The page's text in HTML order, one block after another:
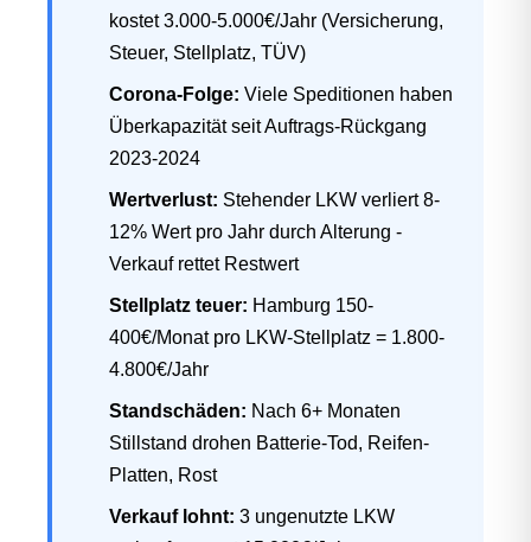
kostet 3.000-5.000€/Jahr (Versicherung,
Steuer, Stellplatz, TÜV)
Corona-Folge: Viele Speditionen haben
Überkapazität seit Auftrags-Rückgang
2023-2024
Wertverlust: Stehender LKW verliert 8-
12% Wert pro Jahr durch Alterung -
Verkauf rettet Restwert
Stellplatz teuer: Hamburg 150-
400€/Monat pro LKW-Stellplatz = 1.800-
4.800€/Jahr
Standschäden: Nach 6+ Monaten
Stillstand drohen Batterie-Tod, Reifen-
Platten, Rost
Verkauf lohnt: 3 ungenutzte LKW